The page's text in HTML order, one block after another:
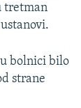
tretman
bolnici bilo
strane